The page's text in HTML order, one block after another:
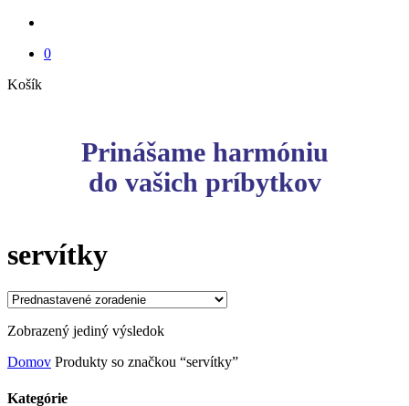
0
KošíkClose
Prinášame harmóniu
do vašich príbytkov
servítky
Zobrazený jediný výsledok
Domov Produkty so značkou “servítky”
Kategórie